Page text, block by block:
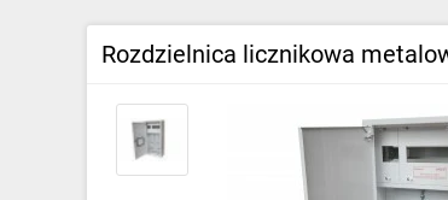
Kable i przewody
Elementy prowadzenia kabli
Rozdzielnica licznikowa